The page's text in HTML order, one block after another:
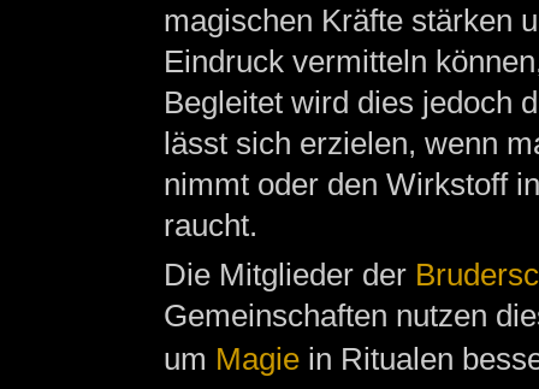
magischen Kräfte stärken
Eindruck vermitteln
Begleitet wird dies jedoch
lässt sich erzielen, wenn
nimmt oder den Wirkstoff
raucht.
Die Mitglieder der
Gemeinschaften nutzen
um Magiein Ritualen